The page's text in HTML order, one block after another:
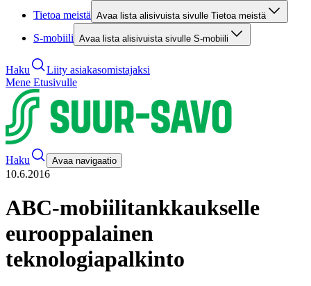
Tietoa meistä Avaa lista alisivuista sivulle Tietoa meistä
S-mobiili Avaa lista alisivuista sivulle S-mobiili
Haku
Liity asiakasomistajaksi
Mene Etusivulle
Haku Avaa navigaatio
10.6.2016
ABC-mobiilitankkaukselle
eurooppalainen
teknologiapalkinto